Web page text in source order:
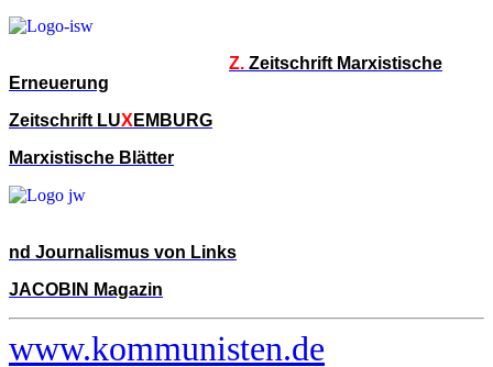
Z. Zeitschrift Marxistische
Erneuerung
Zeitschrift LUX EMBURG
Marxistische Blätter
nd Journalismus von Links
JACOBIN Magazin
www.kommunisten.de